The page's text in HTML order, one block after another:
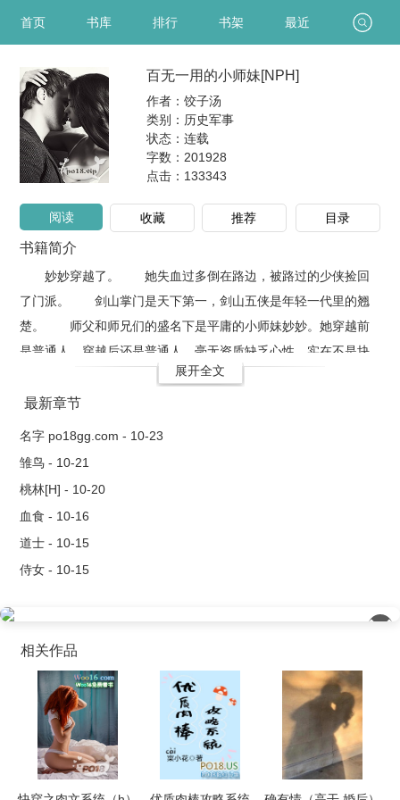
首页 书库 排行 书架 最近
百无一用的小师妹[NPH]
作者：饺子汤
类别：历史军事
状态：连载
字数：201928
点击： 133343
阅读 收藏 推荐 目录
书籍简介
妙妙穿越了。 她失血过多倒在路边，被路过的少侠捡回
了门派。 剑山掌门是天下第一，剑山五侠是年轻一代里的翘
楚。 师父和师兄们的盛名下是平庸的小师妹妙妙。她穿越前
是普通人，穿越后还是普通人，毫无资质缺乏心性，实在不是块
习武的料子。 ——为什么师父会收留我？ 在大师兄寒毒
发作，师父把她送到大师兄的床榻上时，妙妙终于知道了答
展开全文
最新章节
名字 po18gg.com - 10-23
雏鸟 - 10-21
桃林[H] - 10-20
血食 - 10-16
道士 - 10-15
侍女 - 10-15
��
相关作品